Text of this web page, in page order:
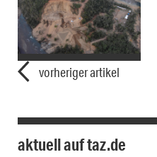
vorheriger artikel
aktuell auf taz.de